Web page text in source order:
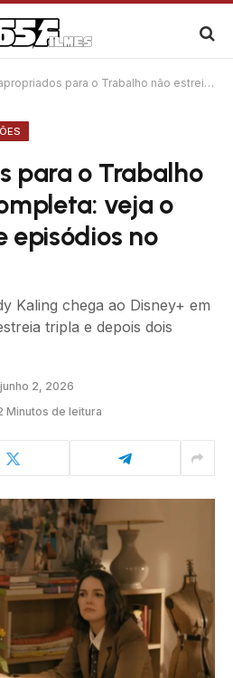
para o Trabalho não estreia completa: veja o calendário de episódios no Disney+
para o Trabalho
veja o
episódios no
Kaling chega ao Disney+ em
tripla e depois dois
junho 2, 2026
Minutos de leitura